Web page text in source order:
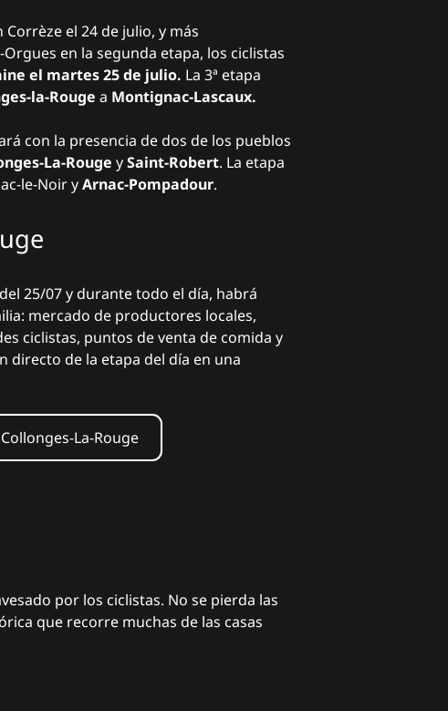
el 24 de julio, y más
en la segunda etapa, los ciclistas
el martes 25 de julio. La 3ª etapa
la-Rouge a Montignac-Lascaux.
con la presencia de dos de los pueblos
La-Rouge ySaint-Robert. La etapa
le-Noir yArnac-Pompadour.
25/07 y durante todo el día, habrá
mercado de productores locales,
ciclistas, puntos de venta de comida y
directo de la etapa del día en una
La-Rouge
por los ciclistas. No se pierda las
que recorre muchas de las casas